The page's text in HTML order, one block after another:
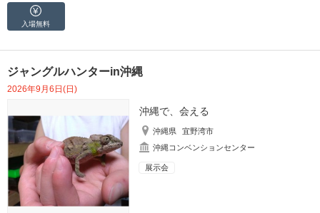
入場無料
ジャングルハンターin沖縄
2026年9月6日(日)
沖縄で、会える
沖縄県
宜野湾市
沖縄コンベンションセンター
展示会